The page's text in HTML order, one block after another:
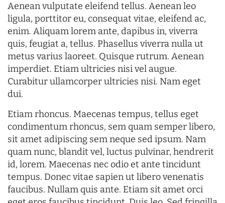
Aenean vulputate eleifend tellus. Aenean leo
ligula, porttitor eu, consequat vitae, eleifend ac,
enim. Aliquam lorem ante, dapibus in, viverra
quis, feugiat a, tellus. Phasellus viverra nulla ut
metus varius laoreet. Quisque rutrum. Aenean
imperdiet. Etiam ultricies nisi vel augue.
Curabitur ullamcorper ultricies nisi. Nam eget
dui.
Etiam rhoncus. Maecenas tempus, tellus eget
condimentum rhoncus, sem quam semper libero,
sit amet adipiscing sem neque sed ipsum. Nam
quam nunc, blandit vel, luctus pulvinar, hendrerit
id, lorem. Maecenas nec odio et ante tincidunt
tempus. Donec vitae sapien ut libero venenatis
faucibus. Nullam quis ante. Etiam sit amet orci